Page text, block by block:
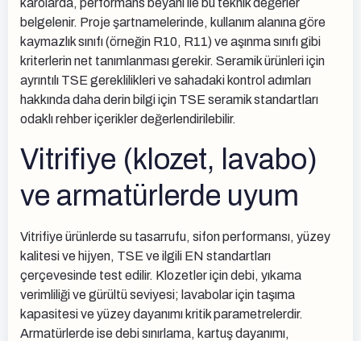
karolarda, performans beyanı ile bu teknik değerler
belgelenir. Proje şartnamelerinde, kullanım alanına göre
kaymazlık sınıfı (örneğin R10, R11) ve aşınma sınıfı gibi
kriterlerin net tanımlanması gerekir. Seramik ürünleri için
ayrıntılı TSE gereklilikleri ve sahadaki kontrol adımları
hakkında daha derin bilgi için TSE seramik standartları
odaklı rehber içerikler değerlendirilebilir.
Vitrifiye (klozet, lavabo)
ve armatürlerde uyum
Vitrifiye ürünlerde su tasarrufu, sifon performansı, yüzey
kalitesi ve hijyen, TSE ve ilgili EN standartları
çerçevesinde test edilir. Klozetler için debi, yıkama
verimliliği ve gürültü seviyesi; lavabolar için taşıma
kapasitesi ve yüzey dayanımı kritik parametrelerdir.
Armatürlerde ise debi sınırlama, kartuş dayanımı,